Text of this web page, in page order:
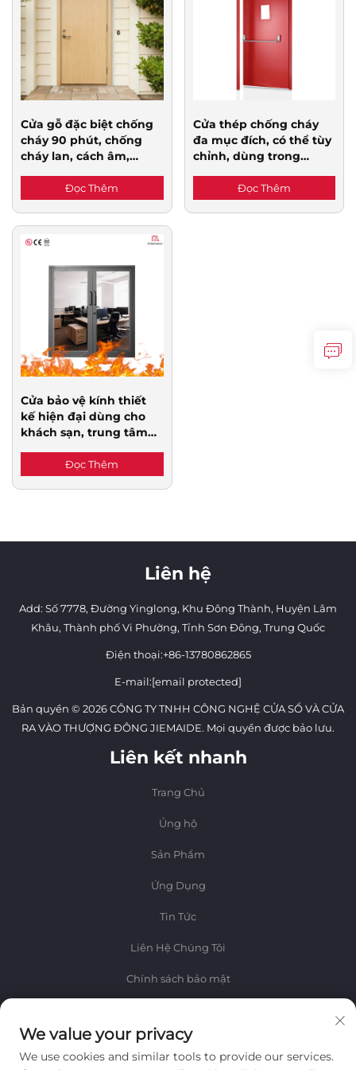
Liên Hệ Chúng Tôi
Cửa gỗ đặc biệt chống
cháy 90 phút, chống
cháy lan, cách âm,
đào cho biệt thự và nhà
ở cao cấp
Đọc Thêm
Cửa thép chống cháy
đa mục đích, có thể tùy
chỉnh, dùng trong
và công nghiệp
Đọc Thêm
Cửa bảo vệ kính thiết
kế hiện đại dùng cho
khách sạn, trung tâm
cháy đạt tiêu chuẩn, bề
mặt hoàn thiện
Đọc Thêm
Liên hệ
Add: Số 7778, Đường Yinglong, Khu Đông Thành, Huyện Lâm
Khâu, Thành phố Vi Phường, Tỉnh Sơn Đông, Trung Quốc
Điện thoại:+86-13780862865
E-mail:[email protected]
Bản quyền © 2026 CÔNG TY TNHH CÔNG NGHỆ CỬA SỔ VÀ CỬA
RA VÀO THƯỢNG ĐÔNG JIEMAIDE. Mọi quyền được bảo lưu.
Liên kết nhanh
Trang Chủ
Ủng hộ
Sản Phẩm
Ứng Dụng
Tin Tức
Liên Hệ Chúng Tôi
Chính sách bảo mật
Đăng ký để nhận bản tin hàng tuần của chúng tôi
We value your privacy
We use cookies and similar tools to provide our services.